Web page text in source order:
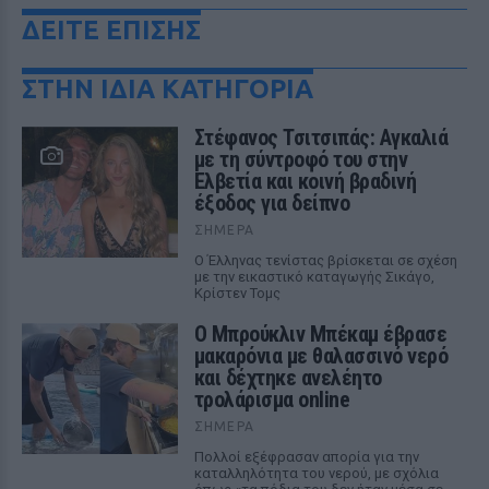
ΔΕΙΤΕ ΕΠΙΣΗΣ
ΣΤΗΝ ΙΔΙΑ ΚΑΤΗΓΟΡΙΑ
Στέφανος Τσιτσιπάς: Αγκαλιά
με τη σύντροφό του στην
Ελβετία και κοινή βραδινή
έξοδος για δείπνο
ΣΉΜΕΡΑ
Ο Έλληνας τενίστας βρίσκεται σε σχέση
με την εικαστικό καταγωγής Σικάγο,
Κρίστεν Τομς
Ο Μπρούκλιν Μπέκαμ έβρασε
μακαρόνια με θαλασσινό νερό
και δέχτηκε ανελέητο
τρολάρισμα online
ΣΉΜΕΡΑ
Πολλοί εξέφρασαν απορία για την
καταλληλότητα του νερού, με σχόλια